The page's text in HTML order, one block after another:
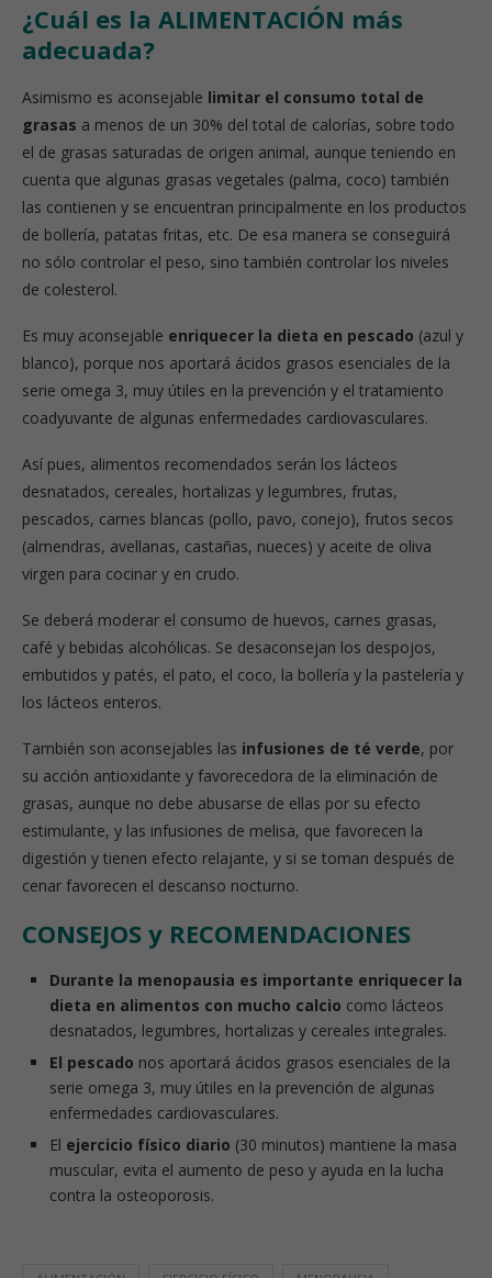
¿Cuál es la ALIMENTACIÓN más
adecuada?
Asimismo es aconsejable limitar el consumo total de
grasas a menos de un 30% del total de calorías, sobre todo
el de grasas saturadas de origen animal, aunque teniendo en
cuenta que algunas grasas vegetales (palma, coco) también
las contienen y se encuentran principalmente en los productos
de bollería, patatas fritas, etc. De esa manera se conseguirá
no sólo controlar el peso, sino también controlar los niveles
de colesterol.
Es muy aconsejable enriquecer la dieta en pescado (azul y
blanco), porque nos aportará ácidos grasos esenciales de la
serie omega 3, muy útiles en la prevención y el tratamiento
coadyuvante de algunas enfermedades cardiovasculares.
Así pues, alimentos recomendados serán los lácteos
desnatados, cereales, hortalizas y legumbres, frutas,
pescados, carnes blancas (pollo, pavo, conejo), frutos secos
(almendras, avellanas, castañas, nueces) y aceite de oliva
virgen para cocinar y en crudo.
Se deberá moderar el consumo de huevos, carnes grasas,
café y bebidas alcohólicas. Se desaconsejan los despojos,
embutidos y patés, el pato, el coco, la bollería y la pastelería y
los lácteos enteros.
También son aconsejables las infusiones de té verde, por
su acción antioxidante y favorecedora de la eliminación de
grasas, aunque no debe abusarse de ellas por su efecto
estimulante, y las infusiones de melisa, que favorecen la
digestión y tienen efecto relajante, y si se toman después de
cenar favorecen el descanso nocturno.
CONSEJOS y RECOMENDACIONES
Durante la menopausia es importante enriquecer la
dieta en alimentos con mucho calcio como lácteos
desnatados, legumbres, hortalizas y cereales integrales.
El pescado nos aportará ácidos grasos esenciales de la
serie omega 3, muy útiles en la prevención de algunas
enfermedades cardiovasculares.
El ejercicio físico diario (30 minutos) mantiene la masa
muscular, evita el aumento de peso y ayuda en la lucha
contra la osteoporosis.